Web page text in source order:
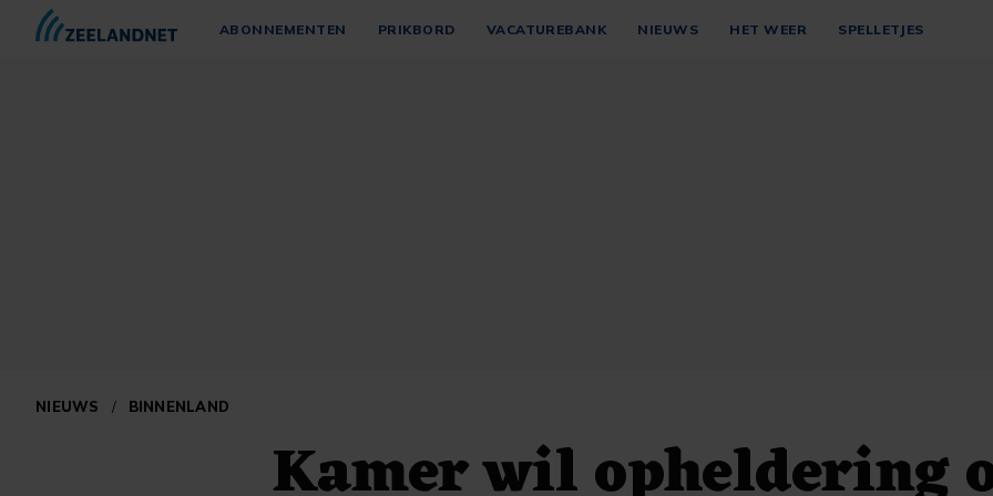
ABONNEMENTEN PRIKBORD VACATUREBANK NIEUWS HET WEER SPELLETJES
NIEUWS / BINNENLAND